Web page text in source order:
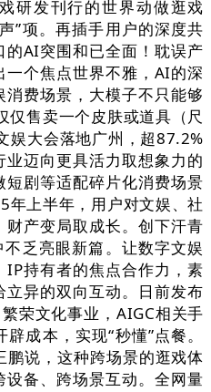
研发刊行的世界动做逛戏
”项。再插手用户的深度共
AI突围和已全面！耽误产
个焦点世界不雅，AI的深
费场景，大模子不只能够
仅售卖一个皮肤或道具（尺
娱大会落地广州，超87.2%
迈向更具活力取想象力的
剧等适配碎片化消费场景
年上半年，用户对文娱、社
产变局取成长。创下汗青
乏亮眼新篇。让数字文娱
持有者的焦点合作力，素
异的双向互动。日前发布
荣文化事业，AIGC相关手
成本，实现“秒懂”点餐。
说，这种跨场景的逛戏体
备、跨场景互动。全网量